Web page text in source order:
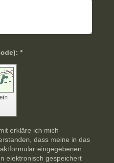
Captcha (Spam-Schutz-Code): *
erkläre ich mich
dass meine in das
eingegebenen
elektronisch gespeichert